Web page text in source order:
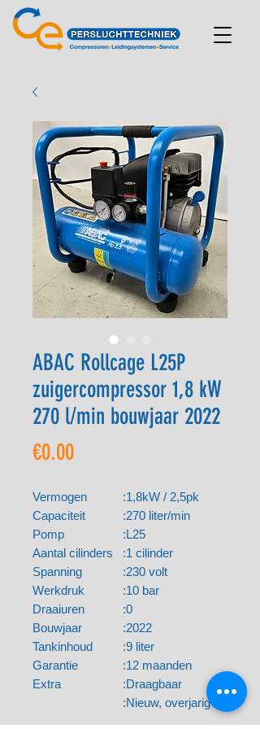
ABAC Rollcage L25P
zuigercompressor 1,8 kW
270 l/min bouwjaar 2022
€0.00Price
Vermogen :1,8kW / 2,5pk
Capaciteit
:270 liter/min
Pomp
:L25
Aantal cilinders :1 cilinder
Spanning
:230 volt
Werkdruk
:10 bar
Draaiuren
:0
Bouwjaar
:2022
Tankinhoud
:9 liter
Garantie
:12 maanden
Extra
:Draagbaar
:Nieuw, overjarig